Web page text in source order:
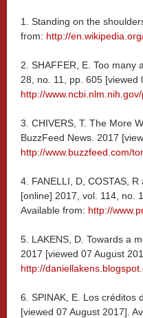
1. Standing on the
from: http://
2. SHAFFER, E. Too many
28, no. 11, pp. 605 [viewed
http://
3. CHIVERS, T. The More
BuzzFeed News. 2017
http://www.buzzfeed.com/
4. FANELLI, D, COSTAS,
[online] 2017, vol. 114, no.
Available from: http://
5. LAKENS, D. Towards a
2017 [viewed 07 August
http://
6. SPINAK, E. Los créditos
[viewed 07 August 2017].